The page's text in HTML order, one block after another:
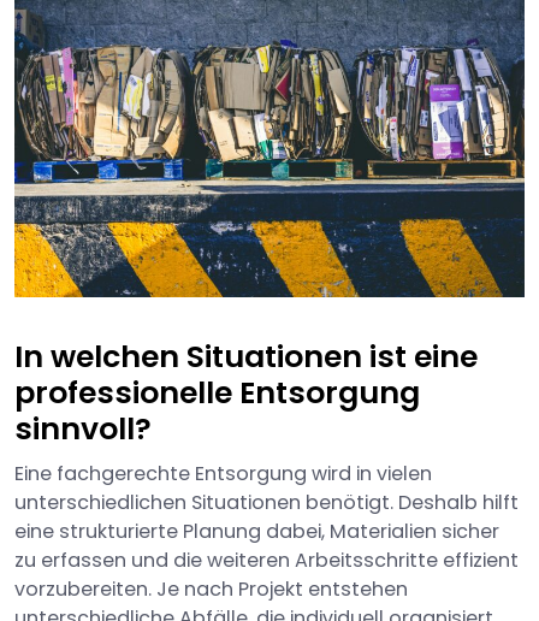
In welchen Situationen ist eine
professionelle Entsorgung
sinnvoll?
Eine fachgerechte Entsorgung wird in vielen
unterschiedlichen Situationen benötigt. Deshalb hilft
eine strukturierte Planung dabei, Materialien sicher
zu erfassen und die weiteren Arbeitsschritte effizient
vorzubereiten. Je nach Projekt entstehen